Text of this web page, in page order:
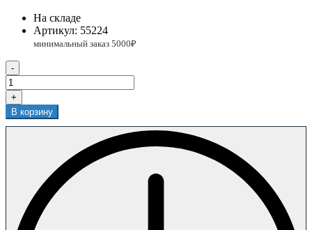
На складе
Артикул: 55224
-
+
В корзину